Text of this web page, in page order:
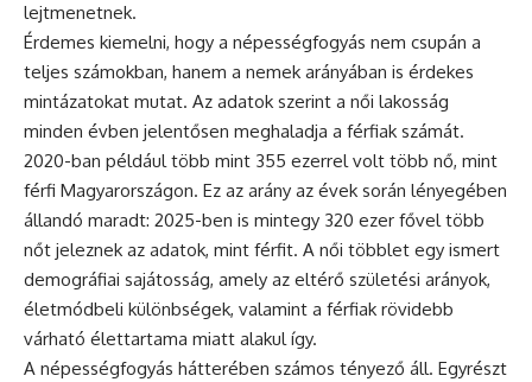
lejtmenetnek.
Érdemes kiemelni, hogy a népességfogyás nem csupán a
teljes számokban, hanem a nemek arányában is érdekes
mintázatokat mutat. Az adatok szerint a női lakosság
minden évben jelentősen meghaladja a férfiak számát.
2020-ban például több mint 355 ezerrel volt több nő, mint
férfi Magyarországon. Ez az arány az évek során lényegében
állandó maradt: 2025-ben is mintegy 320 ezer fővel több
nőt jeleznek az adatok, mint férfit. A női többlet egy ismert
demográfiai sajátosság, amely az eltérő születési arányok,
életmódbeli különbségek, valamint a férfiak rövidebb
várható élettartama miatt alakul így.
A népességfogyás hátterében számos tényező áll. Egyrészt